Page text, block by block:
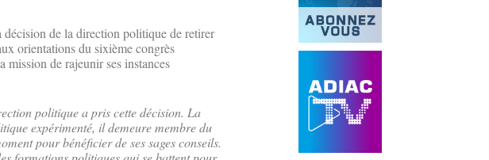
de la direction politique de retirer
orientations du sixième congrès
mission de rajeunir ses instances
politique a pris cette décision. La
expérimenté, il demeure membre du
pour bénéficier de ses sages conseils.